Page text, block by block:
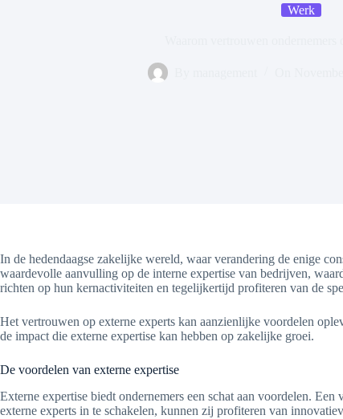
Werk
In de hedendaagse zakelijke wereld, waar verandering de enige
waardevolle aanvulling op de interne expertise van bedrijven,
richten op hun kernactiviteiten en tegelijkertijd profiteren van de
Het vertrouwen op externe experts kan aanzienlijke voordelen
de impact die externe expertise kan hebben op zakelijke groei.
De voordelen van externe expertise
Externe expertise biedt ondernemers een schat aan voordelen.
externe experts in te schakelen, kunnen zij profiteren van